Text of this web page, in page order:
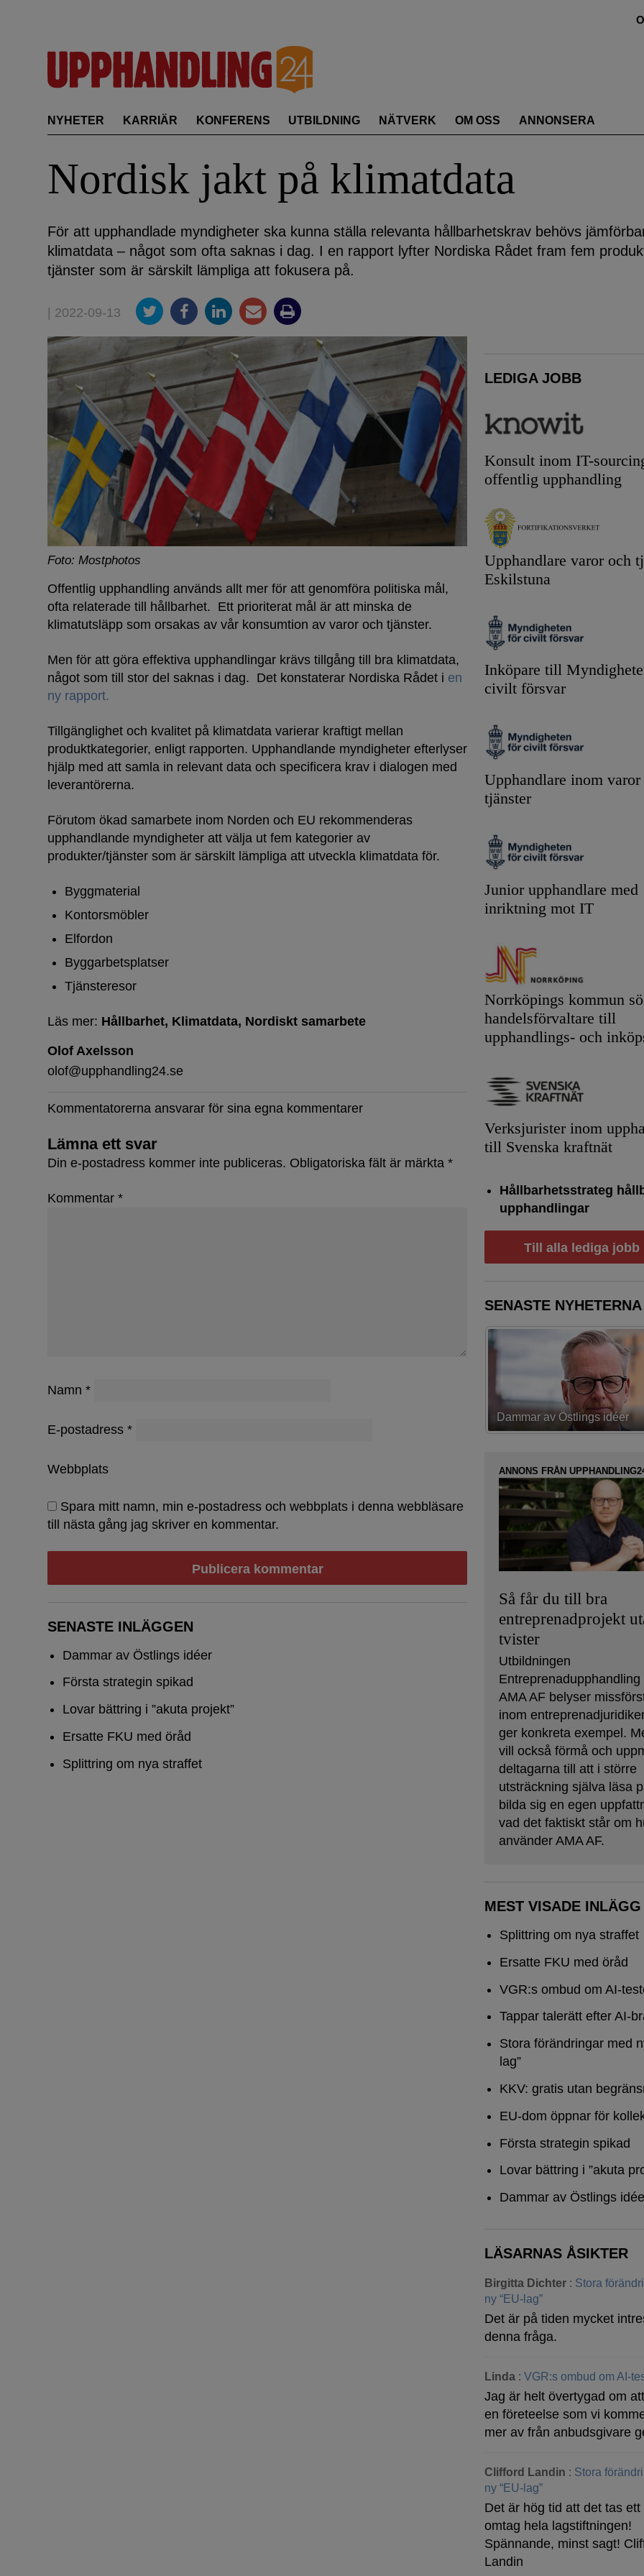
NYHETER KARRIÄR KONFERENS UTBILDNING NÄTVERK OM OSS ANNONSERA
Nordisk jakt på klimatdata
För att upphandlade myndigheter ska kunna ställa relevanta hållbarhetskrav behövs
klimatdata – något som ofta saknas i dag. I en rapport lyfter Nordiska Rådet fram fem
tjänster som är särskilt lämpliga att fokusera på.
| 2022-09-13
Foto: Mostphotos
Offentlig upphandling används allt mer för att genomföra politiska mål,
ofta relaterade till hållbarhet. Ett prioriterat mål är att minska de
klimatutsläpp som orsakas av vår konsumtion av varor och tjänster.
Men för att göra effektiva upphandlingar krävs tillgång till bra klimatdata,
något som till stor del saknas i dag. Det konstaterar Nordiska Rådet i en
ny rapport.
Tillgänglighet och kvalitet på klimatdata varierar kraftigt mellan
produktkategorier, enligt rapporten. Upphandlande myndigheter efterlyser
hjälp med att samla in relevant data och specificera krav i dialogen med
leverantörerna.
Förutom ökad samarbete inom Norden och EU rekommenderas
upphandlande myndigheter att välja ut fem kategorier av
produkter/tjänster som är särskilt lämpliga att utveckla klimatdata för.
Byggmaterial
Kontorsmöbler
Elfordon
Byggarbetsplatser
Tjänsteresor
Läs mer: Hållbarhet Klimatdata Nordiskt samarbete
Olof Axelsson
olof@upphandling24.se
Kommentatorerna ansvarar för sina egna kommentarer
Lämna ett svar
Din e-postadress kommer inte publiceras. Obligatoriska fält är märkta *
Kommentar *
Namn *
E-postadress *
Webbplats
Spara mitt namn, min e-postadress och webbplats i denna webbläsare
till nästa gång jag skriver en kommentar.
SENASTE INLÄGGEN
Dammar av Östlings idéer
Första strategin spikad
Lovar bättring i ”akuta projekt”
Ersatte FKU med öråd
Splittring om nya straffet
LEDIGA JOBB
Konsult inom IT-
offentlig upphandling
Upphandlare varor och
Eskilstuna
Inköpare till
civilt försvar
Upphandlare inom varor
tjänster
Junior upphandlare med
inriktning mot IT
Norrköpings kommun
handelsförvaltare till
upphandlings- och
Verksjurister inom
till Svenska kraftnät
Hållbarhetsstrateg
upphandlingar
Till alla lediga jobb
SENASTE NYHETERNA
Första strategin spikad
ANNONS FRÅN
Så får du till bra
entreprenadprojekt
tvister
Utbildningen
Entreprenadupphandling
AMA AF belyser
inom
ger konkreta exempel.
vill också förmå och
deltagarna till att i större
utsträckning själva läsa
bilda sig en egen
vad det faktiskt står om
använder AMA AF.
MEST VISADE INLÄGG
Splittring om nya straffet
Ersatte FKU med öråd
VGR:s ombud om AI-
Tappar talerätt efter AI-
Stora förändringar med
lag”
KKV: gratis utan
EU-dom öppnar för
Första strategin spikad
Lovar bättring i ”akuta
Dammar av Östlings
LÄSARNAS ÅSIKTER
Birgitta Dichter : Stora
ny “EU-lag”
Det är på tiden mycket
denna fråga.
Linda :VGR:s ombud om AI-
Jag är helt övertygad om
en företeelse som vi
mer av från anbudsgivare
Clifford Landin : Stora
ny “EU-lag”
Det är hög tid att det tas ett
omtag hela lagstiftningen!
Spännande, minst sagt!
Landin